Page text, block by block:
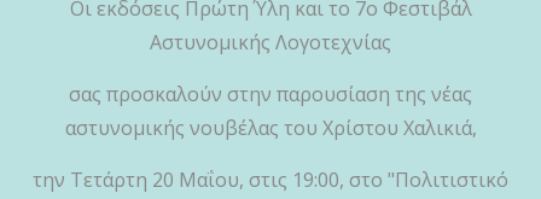
Οι εκδόσεις Πρώτη Ύλη και το 7ο Φεστιβάλ
Αστυνομικής Λογοτεχνίας
σας προσκαλούν στην παρουσίαση της νέας
αστυνομικής νουβέλας του Χρίστου Χαλικιά,
την Τετάρτη 20 Μαΐου, στις 19:00, στο "Πολιτιστικό